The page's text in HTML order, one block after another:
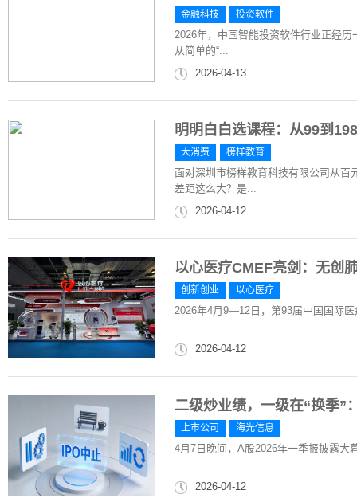
金融科技 投资软件
2026年，中国智能投资软件行业正经
从简单的“...
2026-04-13
明明白白选课程：从99到
大消费 榜样教育
面对深圳市榜样教育科技有限公司从百
差距这么大？是...
2026-04-12
以心医疗CMEF亮剑：无创
创新创业 以心医疗
2026年4月9—12日，第93届中国国际
2026-04-12
二级炒业绩，一级在“换季”
上市公司 海光信息
4月7日晚间，A股2026年一季报披露大
2026-04-12